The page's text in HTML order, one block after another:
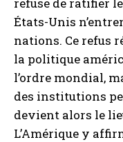
États-Unis
nations. Ce refus
la politique
l’ordre mondial,
des institutions
devient alors le
L’Amérique y